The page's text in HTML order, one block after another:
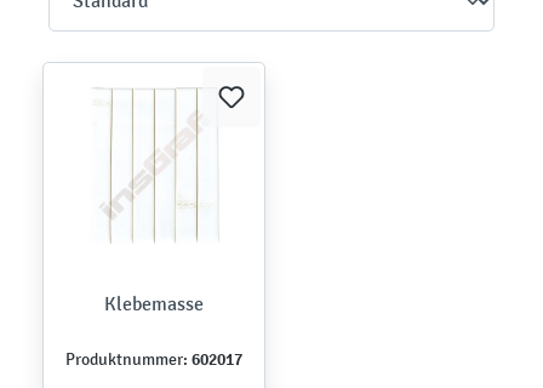
Klebemasse
Produktnummer: 602017